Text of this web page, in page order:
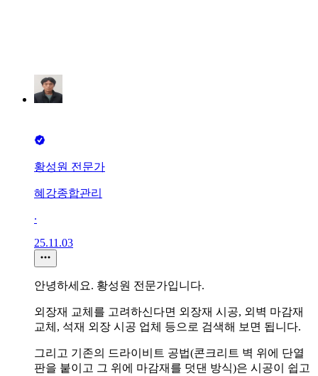
황성원 전문가
혜강종합관리
∙
25.11.03
안녕하세요. 황성원 전문가입니다.
외장재 교체를 고려하신다면 외장재 시공, 외벽 마감재
교체, 석재 외장 시공 업체 등으로 검색해 보면 됩니다.
그리고 기존의 드라이비트 공법(콘크리트 벽 위에 단열
판을 붙이고 그 위에 마감재를 덧댄 방식)은 시공이 쉽고